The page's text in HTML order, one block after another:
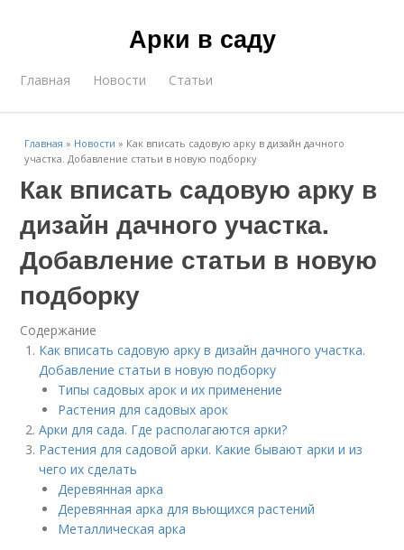
Арки в саду
Главная Новости Статьи
Главная » Новости » Как вписать садовую арку в дизайн дачного
участка. Добавление статьи в новую подборку
Как вписать садовую арку в
дизайн дачного участка.
Добавление статьи в новую
подборку
Содержание
Как вписать садовую арку в дизайн дачного участка.
Добавление статьи в новую подборку
Типы садовых арок и их применение
Растения для садовых арок
Арки для сада. Где располагаются арки?
Растения для садовой арки. Какие бывают арки и из
чего их сделать
Деревянная арка
Деревянная арка для вьющихся растений
Металлическая арка